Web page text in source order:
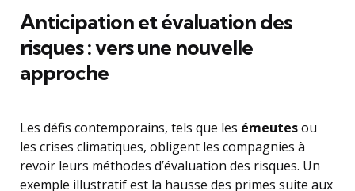
Anticipation et évaluation des
risques : vers une nouvelle
approche
Les défis contemporains, tels que les émeutesou
les crises climatiques, obligent les compagnies à
revoir leurs méthodes d’évaluation des risques. Un
exemple illustratif est la hausse des primes suite aux